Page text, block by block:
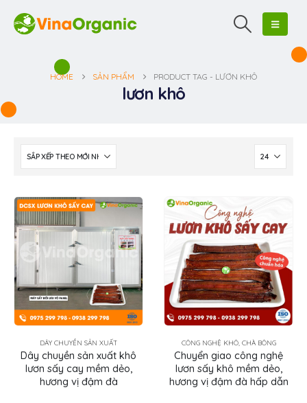
HOME SẢN PHẨM PRODUCT TAG - LƯƠN KHÔ
lươn khô
DÂY CHUYỀN SẢN XUẤT
Dây chuyền sản xuất khô
lươn sấy cay mềm dẻo,
hương vị đậm đà
CÔNG NGHỆ KHÔ, CHÀ BÔNG
Chuyển giao công nghệ
lươn sấy khô mềm dẻo,
hương vị đậm đà hấp dẫn